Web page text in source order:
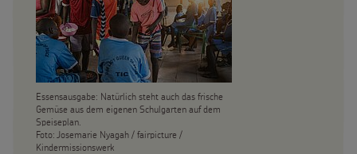
Essensausgabe: Natürlich steht auch das frische
Gemüse aus dem eigenen Schulgarten auf dem
Speiseplan.
Foto: Josemarie Nyagah / fairpicture /
Kindermissionswerk